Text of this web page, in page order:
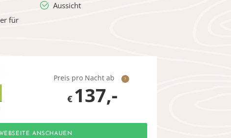
Aussicht
für
Preis pro Nacht ab ?
€ 137,-
ANSCHAUEN